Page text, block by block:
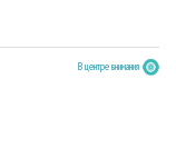
В центре внимания